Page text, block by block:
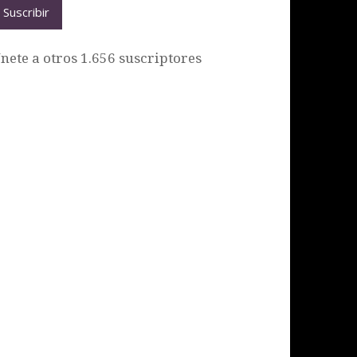
Suscribir
a otros 1.656 suscriptores